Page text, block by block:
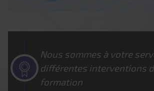
Nous sommes à votre
différentes interventions
formation